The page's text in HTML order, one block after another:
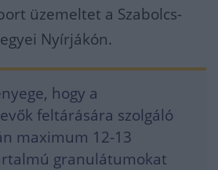
üzemeltet a Szabolcs-
Nyírjákón.
hogy a
feltárására szolgáló
maximum 12-13
granulátumokat